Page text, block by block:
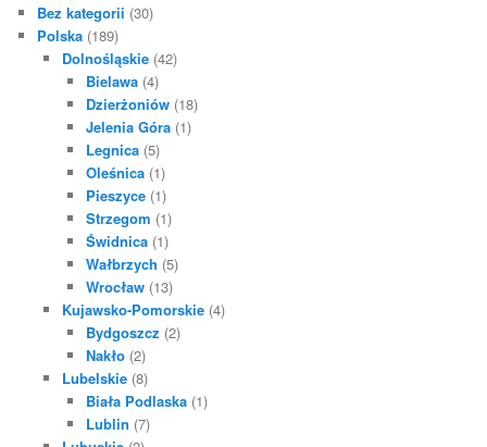
Bez kategorii (30)
Polska (189)
Dolnośląskie(42)
Bielawa (4)
Dzierżoniów (18)
Jelenia Góra (1)
Legnica (5)
Oleśnica (1)
Pieszyce (1)
Strzegom (1)
Świdnica (1)
Wałbrzych (5)
Wrocław (13)
Kujawsko-Pomorskie(4)
Bydgoszcz (2)
Nakło (2)
Lubelskie(8)
Biała Podlaska (1)
Lublin (7)